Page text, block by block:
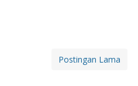
Postingan Lama